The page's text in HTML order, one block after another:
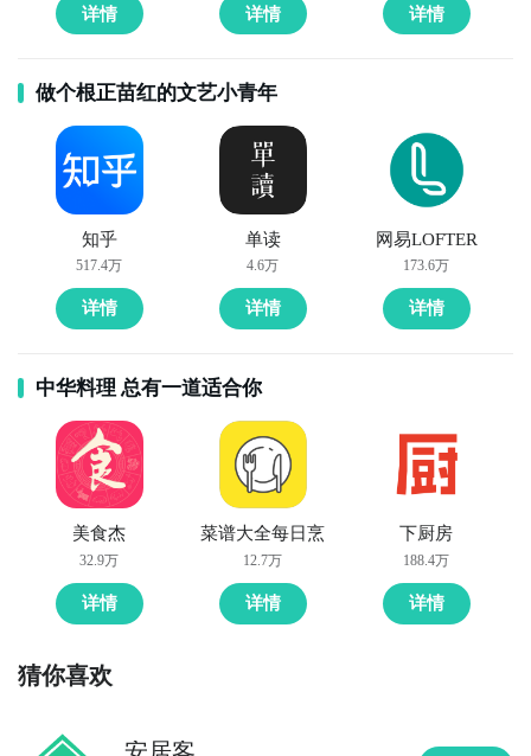
聚焦新媒体视觉的垂直工具，其“社交配图”频道下设
《晨间能量站》专栏，含可商用的高清免抠问候素材
（如云朵框、茶杯剪影、手绘太阳），支持批量生成带
不同昵称/日期的定制化早安图，企业HR与社群运营者
常用。
9. 《堆糖》（图像社区+编辑工具整合版）
以美图收藏起家，现集成轻量编
详情 详情 详情
做个根正苗红的文艺小青年
知乎
517.4万
详情
单读
4.6万
详情
网易LOFTER
173.6万
详情
中华料理 总有一道适合你
美食杰
32.9万
详情
菜谱大全每日烹
12.7万
详情
下厨房
188.4万
详情
猜你喜欢
安居客